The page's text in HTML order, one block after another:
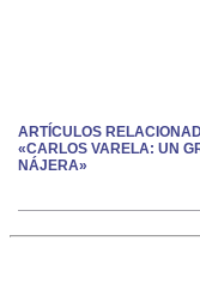
ARTÍCULOS
«CARLOS VARELA: UN
NÁJERA»